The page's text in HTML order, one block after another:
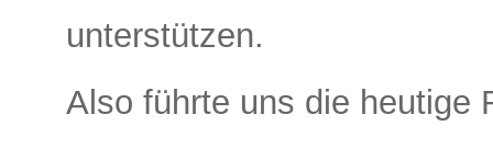
unterstützen.
Also führte uns die heutige